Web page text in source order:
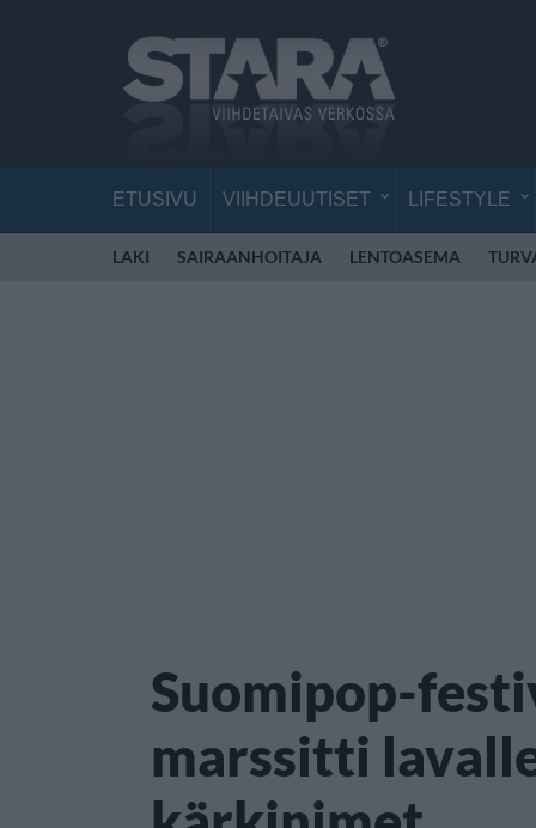
ETUSIVU VIIHDEUUTISET LIFESTYLE
LAKI SAIRAANHOITAJA LENTOASEMA
Suomipop-
marssitti